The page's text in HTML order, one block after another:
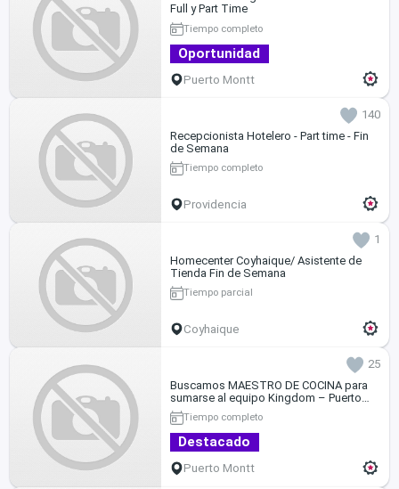
Full y Part Time
Tiempo completo
Oportunidad
Puerto Montt
140
Recepcionista Hotelero - Part time - Fin
de Semana
Tiempo completo
Providencia
1
Homecenter Coyhaique/ Asistente de
Tienda Fin de Semana
Tiempo parcial
Coyhaique
25
Buscamos MAESTRO DE COCINA para
sumarse al equipo Kingdom – Puerto
Montt
Tiempo completo
Destacado
Puerto Montt